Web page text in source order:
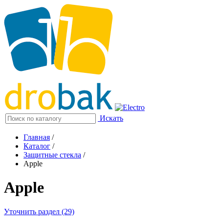
Искать
Главная /
Каталог /
Защитные стекла /
Apple
Apple
Уточнить раздел (29)